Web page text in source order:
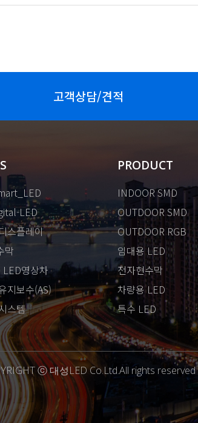
고객상담/견적
LED
스플레이
막
LED영상차
지보수(AS)
스템
PRODUCT
INDOOR SMD
OUTDOOR SMD
OUTDOOR RGB
임대용 LED
전자현수막
차량용 LED
특수 LED
ⓒ 대성LED Co.Ltd.All rights reserved